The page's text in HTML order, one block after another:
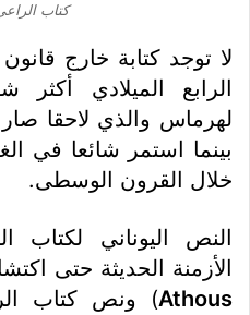
كتاب
لا توجد كتابة خارج
الرابع الميلادي
لهرماس والذي لاحقا
بينما استمر شائعا في
خلال القرون الوسطى.
النص اليوناني لكتاب
الأزمنة الحديثة حتى
Athous) ونص كتاب